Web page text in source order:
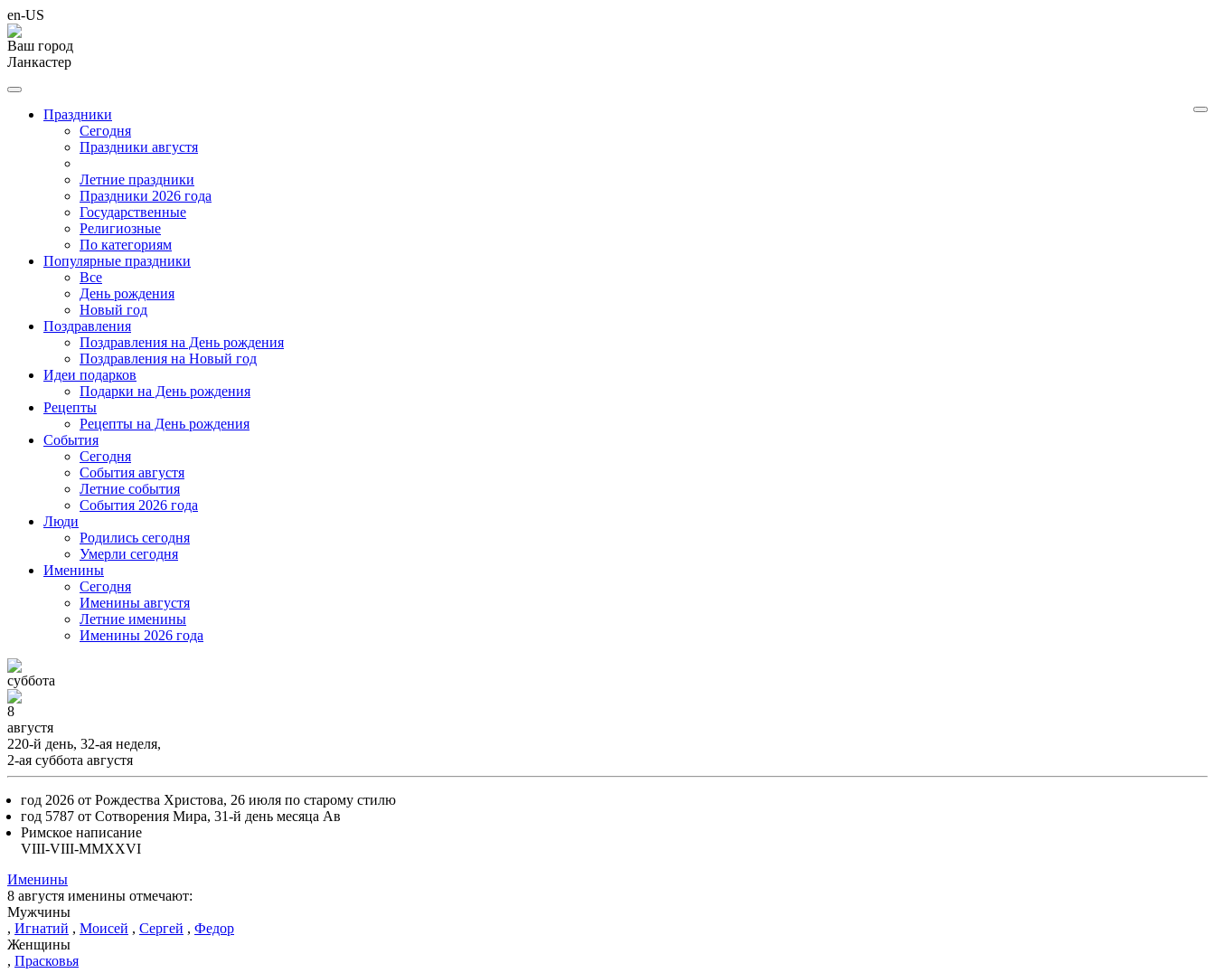
en-US
Ваш город
Ланкастер
Праздники
Cегодня
Праздники августя
Летние праздники
Праздники 2026 года
Государственные
Религиозные
По категориям
Популярные праздники
Все
День рождения
Новый год
Поздравления
Поздравления на День рождения
Поздравления на Новый год
Идеи подарков
Подарки на День рождения
Рецепты
Рецепты на День рождения
События
Cегодня
События августя
Летние события
События 2026 года
Люди
Родились сегодня
Умерли сегодня
Именины
Cегодня
Именины августя
Летние именины
Именины 2026 года
суббота
8
августя
220-й день, 32-ая неделя,
2-ая суббота августя
год 2026 от Рождества Христова, 26 июля по старому стилю
год 5787 от Сотворения Мира, 31-й день месяца Ав
Римское написание
VIII-VIII-MMXXVI
Именины
8 августя именины отмечают:
Мужчины
, Игнатий , Моисей , Сергей , Федор
Женщины
, Прасковья